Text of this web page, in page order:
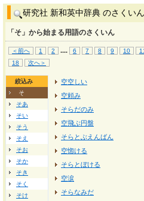
研究社 新和英中辞典 のさくいん
「そ」から始まる用語のさくいん
＜前へ 1 2 .... 6 7 8 9 10
18
次へ＞
絞込み
そ
そあ
そい
そう
そえ
そお
そか
そき
そく
そけ
空空しい
空頼み
そらだのみ
空飛ぶ円盤
そらとぶえんばん
空惚ける
そらとぼける
空涙
そらなみだ